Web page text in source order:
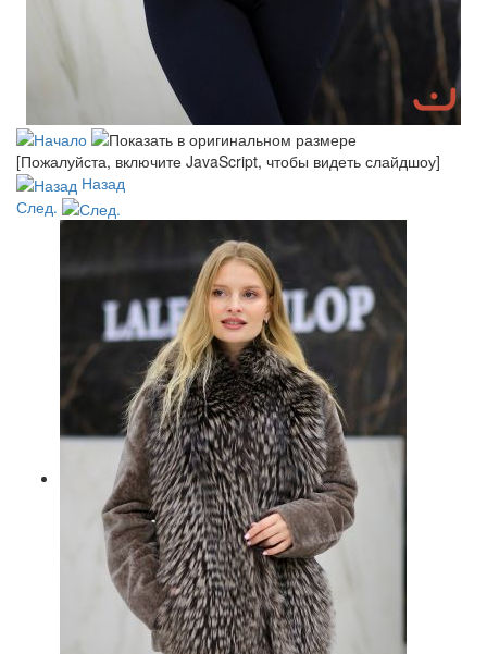
[Пожалуйста, включите JavaScript, чтобы видеть слайдшоу]
Назад
След.